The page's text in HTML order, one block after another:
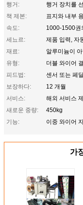
행거:
행거 장치를
책 제본:
표지와 내부
속도:
1000-1500권
세뇨르:
제품 입력, 자
재료:
알루미늄이
유형:
더블 와이어
피드법:
센서 또는 페
보장하다:
12 개월
서비스:
해외 서비스
새로운 중량:
450kg
기능:
이중 와이어
가